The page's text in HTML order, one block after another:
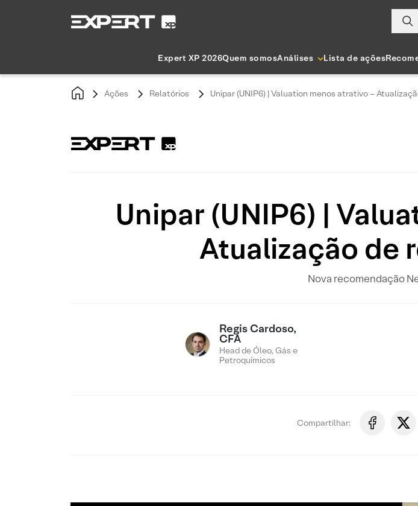
Expert XP 2026Quem somosAnálises Lista de ações
Ações Relatórios Unipar (UNIP6) | Valuation menos atrativo –
Unipar (UNIP6) |
Atualização de
Nova recomendação
Regis Cardoso,
CFA
Head de Óleo, Gás e
Petroquímicos
Compartilhar: